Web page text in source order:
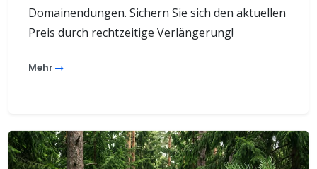
Domainendungen. Sichern Sie sich den aktuellen
Preis durch rechtzeitige Verlängerung!
Mehr